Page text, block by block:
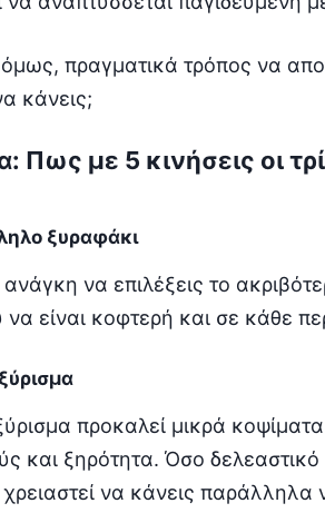
πραγματικά τρόπος να
κάνεις;
Πως με 5 κινήσεις οι
ξυραφάκι
ανάγκη να επιλέξεις το
να είναι κοφτερή και σε κάθε
προκαλεί μικρά
και ξηρότητα. Όσο
να κάνεις παράλληλα